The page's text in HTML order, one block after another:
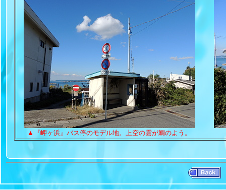
▲ 『岬ヶ浜』バス停のモデル地。上空の雲が鯛のよう。